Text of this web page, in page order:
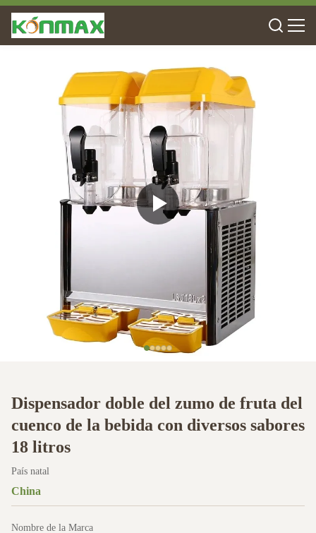
Dispensador doble del zumo de fruta del
cuenco de la bebida con diversos sabores
18 litros
País natal
China
Nombre de la Marca